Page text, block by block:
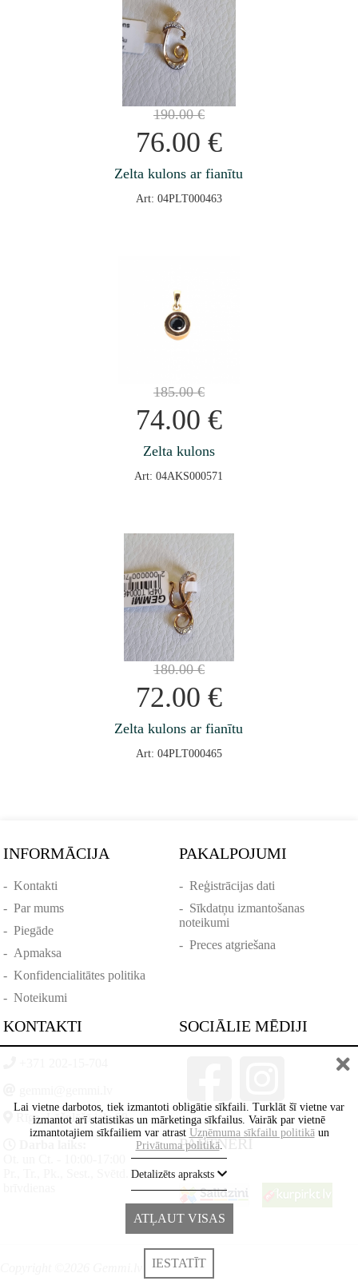
190.00€
76.00 €
Zelta kulons ar fianītu
Art: 04PLT000463
185.00€
74.00 €
Zelta kulons
Art: 04AKS000571
180.00€
72.00 €
Zelta kulons ar fianītu
Art: 04PLT000465
INFORMĀCIJA
-Kontakti
-Par mums
-Piegāde
- Apmaksa
-Konfidencialitātes politika
-Noteikumi
PAKALPOJUMI
- Reģistrācijas dati
- Sīkdatņu izmantošanas
noteikumi
- Preces atgriešana
KONTAKTI
Rīga, Lāčplēšā iela 88
Pr., Tr., Pk., Sest., Svētd. -
SOCIĀLIE MĒDIJI
PARTNERI
Lai vietne darbotos, tiek izmantoti obligātie sīkfaili. Turklāt šī vietne var
izmantot arī statistikas un mārketinga sīkfailus. Vairāk par vietnē
izmantotajiem sīkfailiem var atrast Uzņēmuma sīkfailu politikāun
Privātuma politikā.
Detalizēts apraksts
ATĻAUT VISAS
IESTATĪT